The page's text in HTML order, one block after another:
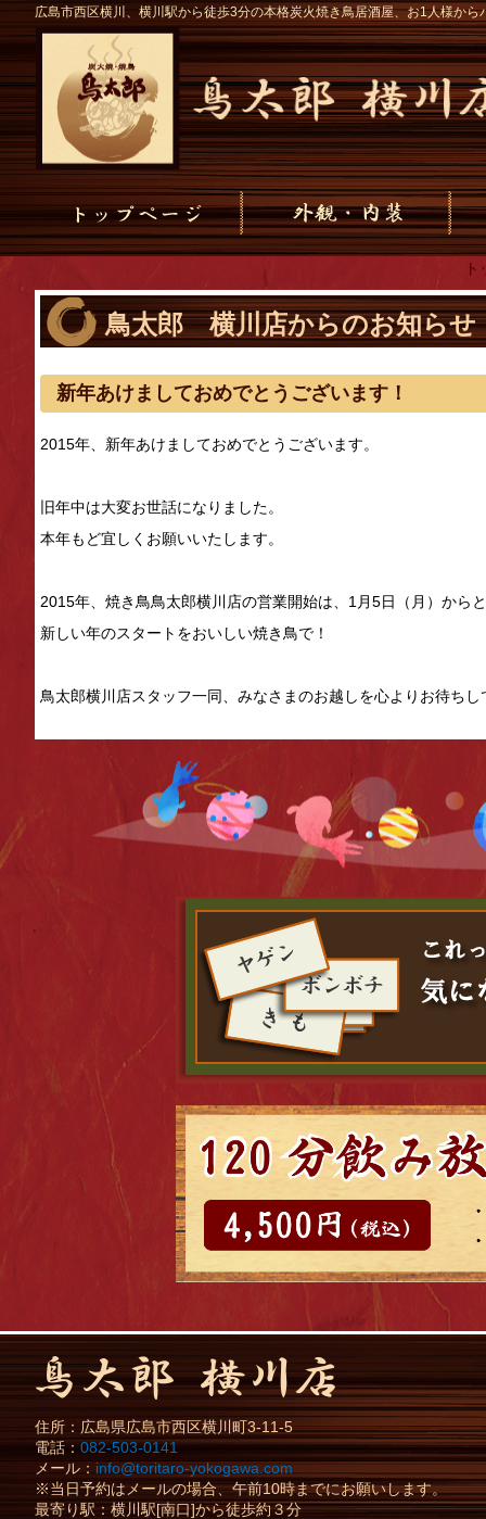
広島市西区横川、横川駅から徒歩3分の本格炭火焼き鳥居酒屋、お1人様か
鳥太郎 横川店からのお知らせ
新年あけましておめでとうございます！
2015年、新年あけましておめでとうございます。
旧年中は大変お世話になりました。
本年もど宜しくお願いいたします。
2015年、焼き鳥鳥太郎横川店の営業開始は、1月5日（月）から
新しい年のスタートをおいしい焼き鳥で！
鳥太郎横川店スタッフ一同、みなさまのお越しを心よりお待ちし
住所： 広島県広島市西区横川町3-11-5
電話：082-503-0141
メール： info@toritaro-yokogawa.com
※当日予約はメールの場合、午前10時までにお願いします。
最寄り駅：横川駅[南口]から徒歩約３分